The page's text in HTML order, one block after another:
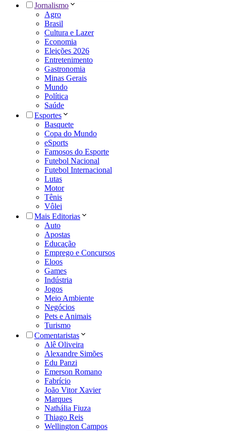
Jornalismo
Agro
Brasil
Cultura e Lazer
Economia
Eleições 2026
Entretenimento
Gastronomia
Minas Gerais
Mundo
Política
Saúde
Esportes
Basquete
Copa do Mundo
eSports
Famosos do Esporte
Futebol Nacional
Futebol Internacional
Lutas
Motor
Tênis
Vôlei
Mais Editorias
Auto
Apostas
Educação
Emprego e Concursos
Eloos
Games
Indústria
Jogos
Meio Ambiente
Negócios
Pets e Animais
Turismo
Comentaristas
Alê Oliveira
Alexandre Simões
Edu Panzi
Emerson Romano
Fabrício
João Vitor Xavier
Marques
Nathália Fiuza
Thiago Reis
Wellington Campos